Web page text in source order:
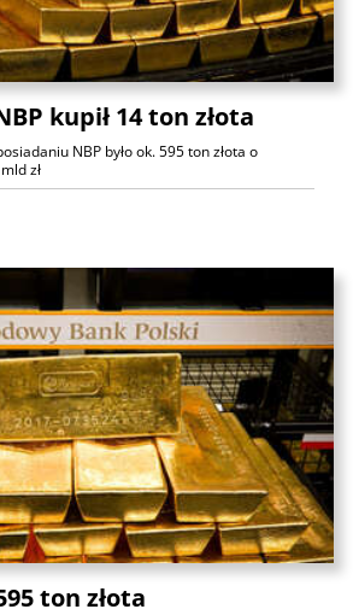
kupił 14 ton złota
NBP było ok. 595 ton złota o
zł
ton złota